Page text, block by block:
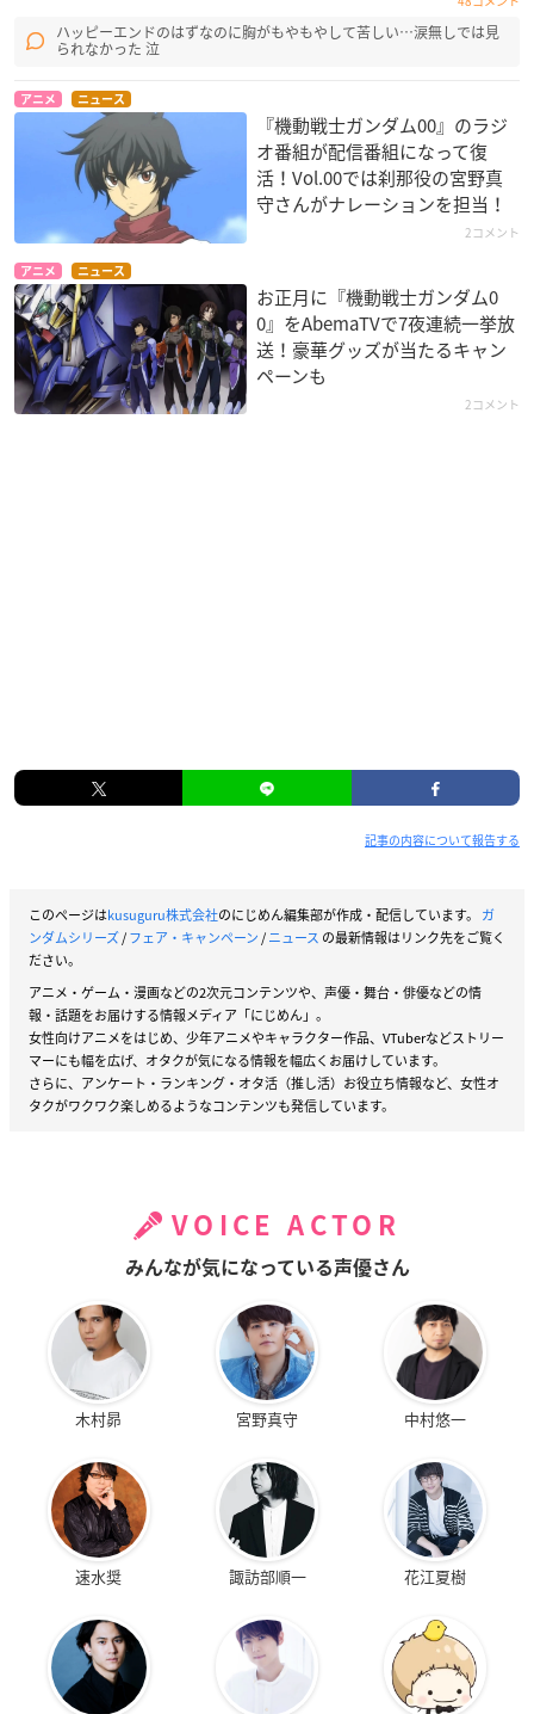
ハッピーエンドのはずなのに胸がもやもやして苦しい…涙無しでは見
られなかった 泣
アニメ ニュース
『機動戦士ガンダム00』のラジ
オ番組が配信番組になって復
活！Vol.00では刹那役の宮野真
守さんがナレーションを担当！
2コメント
アニメ ニュース
お正月に『機動戦士ガンダム0
0』をAbemaTVで7夜連続一挙放
送！豪華グッズが当たるキャン
ペーンも
2コメント
記事の内容について報告する
このページはkusuguru株式会社のにじめん編集部が作成・配信しています。 ガ
ンダムシリーズ/フェア・キャンペーン/ニュース の最新情報はリンク先をご覧く
ださい。
アニメ・ゲーム・漫画などの2次元コンテンツや、声優・舞台・俳優などの情
報・話題をお届けする情報メディア「にじめん」。
女性向けアニメをはじめ、少年アニメやキャラクター作品、VTuberなどストリー
マーにも幅を広げ、オタクが気になる情報を幅広くお届けしています。
さらに、アンケート・ランキング・オタ活（推し活）お役立ち情報など、女性オ
タクがワクワク楽しめるようなコンテンツも発信しています。
VOICE ACTOR
みんなが気になっている声優さん
木村昴 宮野真守 中村悠一
速水奨 諏訪部順一 花江夏樹